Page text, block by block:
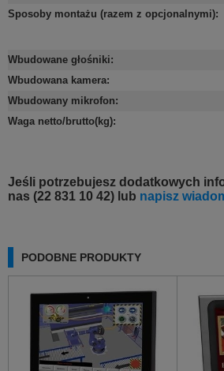
Sposoby montażu (razem z opcjonalnymi):
Wbudowane głośniki:
Wbudowana kamera:
Wbudowany mikrofon:
Waga netto/brutto(kg):
Jeśli potrzebujesz dodatkowych
nas (22 831 10 42) lub napisz
PODOBNE PRODUKTY